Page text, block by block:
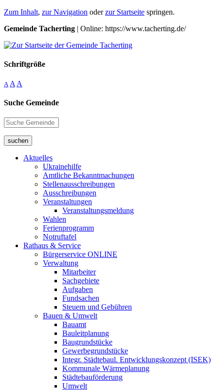
Zum Inhalt, zur Navigation oderzur Startseite springen.
Gemeinde Tacherting | Online: https://www.tacherting.de/
Schriftgröße
A A A
Suche Gemeinde
suchen
Aktuelles
Ukrainehilfe
Amtliche Bekanntmachungen
Stellenausschreibungen
Ausschreibungen
Veranstaltungen
Veranstaltungsmeldung
Wahlen
Ferienprogramm
Notruftafel
Rathaus & Service
Bürgerservice ONLINE
Verwaltung
Mitarbeiter
Sachgebiete
Aufgaben
Fundsachen
Steuern und Gebühren
Bauen & Umwelt
Bauamt
Bauleitplanung
Baugrundstücke
Gewerbegrundstücke
Integr. Städtebaul. Entwicklungskonzept (ISEK)
Kommunale Wärmeplanung
Städtebauförderung
Umwelt